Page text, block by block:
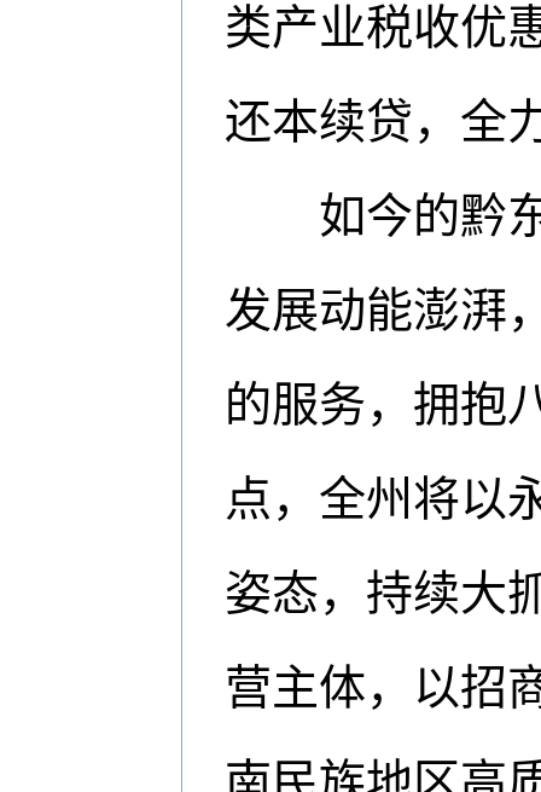
类产业税收优
还本续贷，全
如今的黔东
发展动能澎湃
的服务，拥抱
点，全州将以
姿态，持续大
营主体，以招